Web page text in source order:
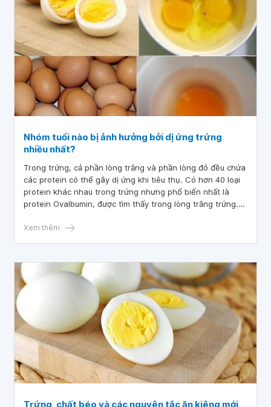
Nhóm tuổi nào bị ảnh hưởng bởi dị ứng trứng
nhiều nhất?
Trong trứng, cả phần lòng trắng và phần lòng đỏ đều chứa
các protein có thể gây dị ứng khi tiêu thụ. Có hơn 40 loại
protein khác nhau trong trứng nhưng phổ biến nhất là
protein Ovalbumin, được tìm thấy trong lòng trắng trứng.
khi tiêu thụ lòng đỏ
Xem thêm
Trứng, chất béo và các nguyên tắc ăn kiêng mới